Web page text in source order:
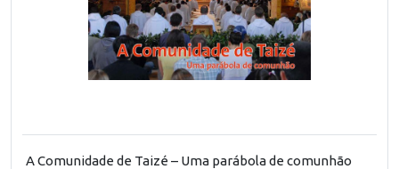
A Comunidade de Taizé – Uma parábola de comunhão